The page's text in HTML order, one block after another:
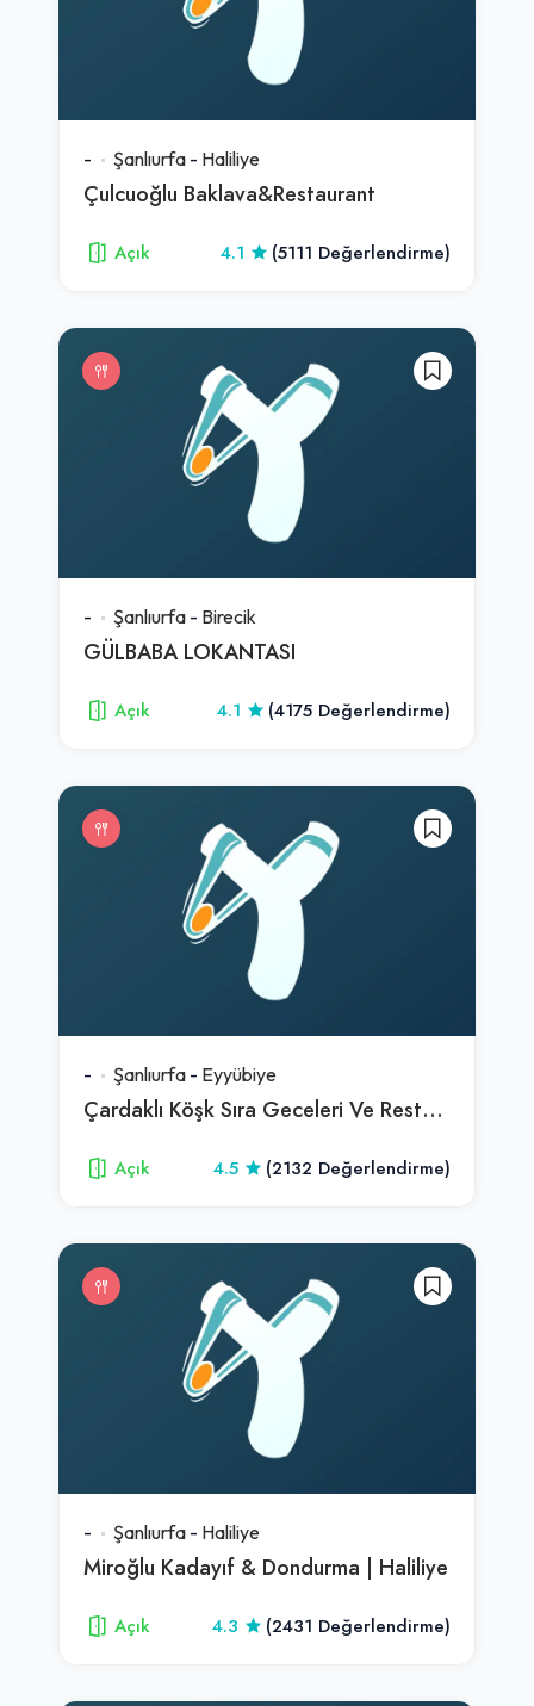
- Şanlıurfa - Haliliye
Çulcuoğlu Baklava&Restaurant
Açık 4.1 (5111 Değerlendirme)
- Şanlıurfa - Birecik
GÜLBABA LOKANTASI
Açık 4.1 (4175 Değerlendirme)
- Şanlıurfa - Eyyübiye
Çardaklı Köşk Sıra Geceleri Ve Restaurant
Açık 4.5 (2132 Değerlendirme)
- Şanlıurfa - Haliliye
Miroğlu Kadayıf & Dondurma | Haliliye
Açık 4.3 (2431 Değerlendirme)